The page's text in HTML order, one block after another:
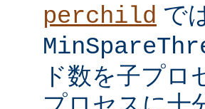
perchild で
ド数を子プロ